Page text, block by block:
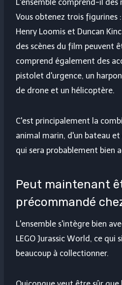
L'ensemble comprend-il des
Vous obtenez trois figurines
Henry Loomis et Duncan
des scènes du film peuvent
comprend également des
pistolet d'urgence, un
de drone et un hélicoptère.
C'est principalement la
animal marin, d'un bateau et
qui sera probablement bien
Peut maintenant
précommandé
L'ensemble s'intègre bien
LEGO Jurassic World, ce qui
beaucoup à collectionner.